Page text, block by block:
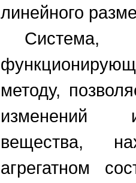
линейного
методу,
изменений
вещества,
агрегатном